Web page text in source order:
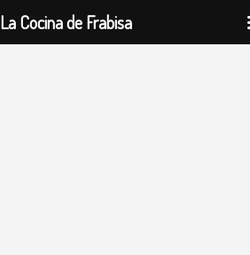
La Cocina de Frabisa